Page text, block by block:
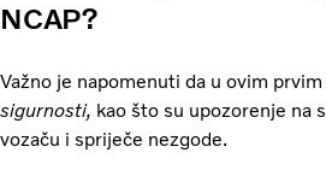
NCAP?
Važno je napomenuti da u ovim
sigurnosti, kao što su upozorenje na
vozaču i spriječe nezgode.